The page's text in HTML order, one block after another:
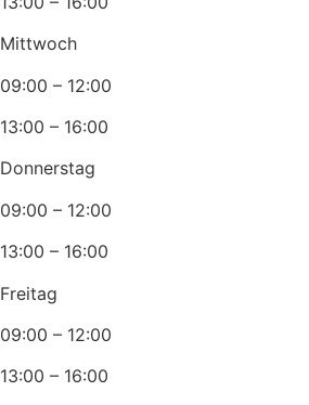
Mittwoch
09:00 – 12:00
13:00 – 16:00
Donnerstag
09:00 – 12:00
13:00 – 16:00
Freitag
09:00 – 12:00
13:00 – 16:00